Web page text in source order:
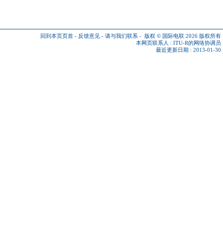
回到本页页首 - 反馈意见 - 请与我们联系 - 版权 © 国际电联 2026 版权所有
本网页联系人 : ITU-R的网络协调员
最近更新日期 : 2013-01-30